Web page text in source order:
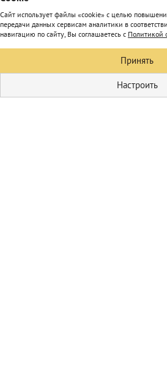
Сайт использует файлы «cookie» с целью
передачи данных сервисам аналитики в
навигацию по сайту, Вы соглашаетесь с Политикой
Принять
Настроить